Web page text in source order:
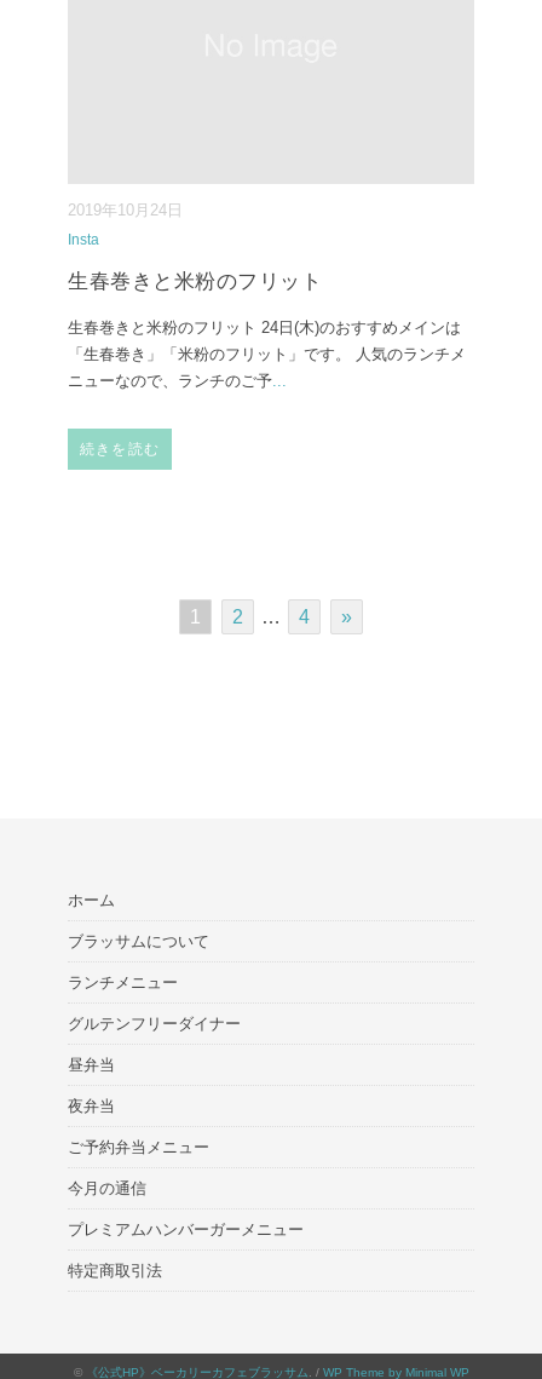
2019年10月24日
Insta
生春巻きと米粉のフリット
生春巻きと米粉のフリット 24日(木)のおすすめメインは
「生春巻き」「米粉のフリット」です。 人気のランチメ
ニューなので、ランチのご予...
続きを読む
1 2 … 4 »
ホーム
ブラッサムについて
ランチメニュー
グルテンフリーダイナー
昼弁当
夜弁当
ご予約弁当メニュー
今月の通信
プレミアムハンバーガーメニュー
特定商取引法
© 《公式HP》ベーカリーカフェブラッサム . / WP Theme by Minimal WP